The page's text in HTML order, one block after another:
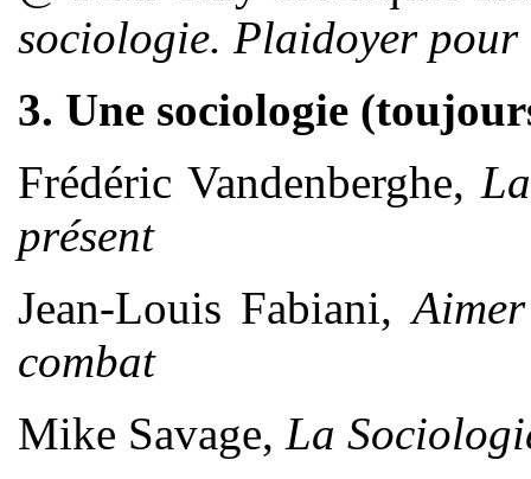
sociologie. Plaidoyer
3. Une sociologie
Frédéric Vandenberghe,
présent
Jean-Louis Fabiani,
combat
Mike Savage, La